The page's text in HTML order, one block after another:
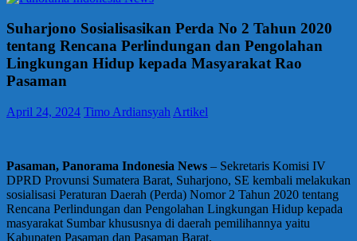
Suharjono Sosialisasikan Perda No 2 Tahun 2020
tentang Rencana Perlindungan dan Pengolahan
Lingkungan Hidup kepada Masyarakat Rao
Pasaman
April 24, 2024 Timo Ardiansyah Artikel
Pasaman, Panorama Indonesia News – Sekretaris Komisi IV
DPRD Provunsi Sumatera Barat, Suharjono, SE kembali melakukan
sosialisasi Peraturan Daerah (Perda) Nomor 2 Tahun 2020 tentang
Rencana Perlindungan dan Pengolahan Lingkungan Hidup kepada
masyarakat Sumbar khususnya di daerah pemilihannya yaitu
Kabupaten Pasaman dan Pasaman Barat.